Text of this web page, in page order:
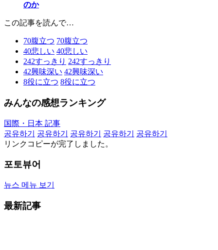
のか
この記事を読んで…
70腹立つ 70腹立つ
40悲しい 40悲しい
242すっきり 242すっきり
42興味深い 42興味深い
8役に立つ 8役に立つ
みんなの感想ランキング
国際・日本 記事
공유하기
공유하기 공유하기 공유하기
공유하기
リンクコピーが完了しました。
포토뷰어
뉴스 메뉴 보기
最新記事